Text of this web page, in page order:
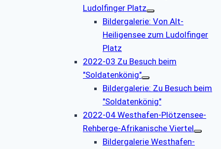
Ludolfinger Platz
Bildergalerie: Von Alt-
Heiligensee zum Ludolfinger
Platz
2022-03 Zu Besuch beim
"Soldatenkönig"
Bildergalerie: Zu Besuch beim
"Soldatenkönig"
2022-04 Westhafen-Plötzensee-
Rehberge-Afrikanische Viertel
Bildergalerie Westhafen-